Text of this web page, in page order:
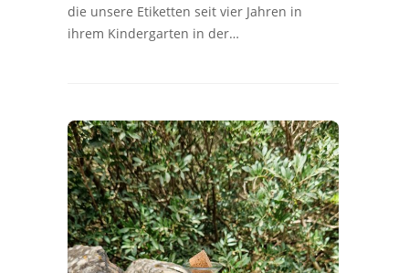
die unsere Etiketten seit vier Jahren in
ihrem Kindergarten in der…